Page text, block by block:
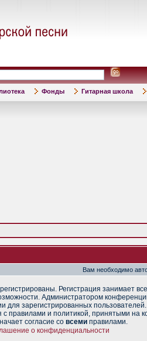
Фонды Гитарная школа
Вам необходимо
Регистрация занимает
Администратором
для зарегистрированных
с правилами и политикой, принятыми на
согласие со всеми правилами.
о конфиденциальности